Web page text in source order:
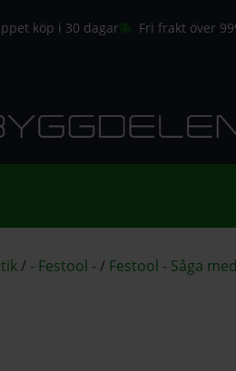
köp i 30 dagar Fri frakt över
/ - Festool -/ Festool - Såga